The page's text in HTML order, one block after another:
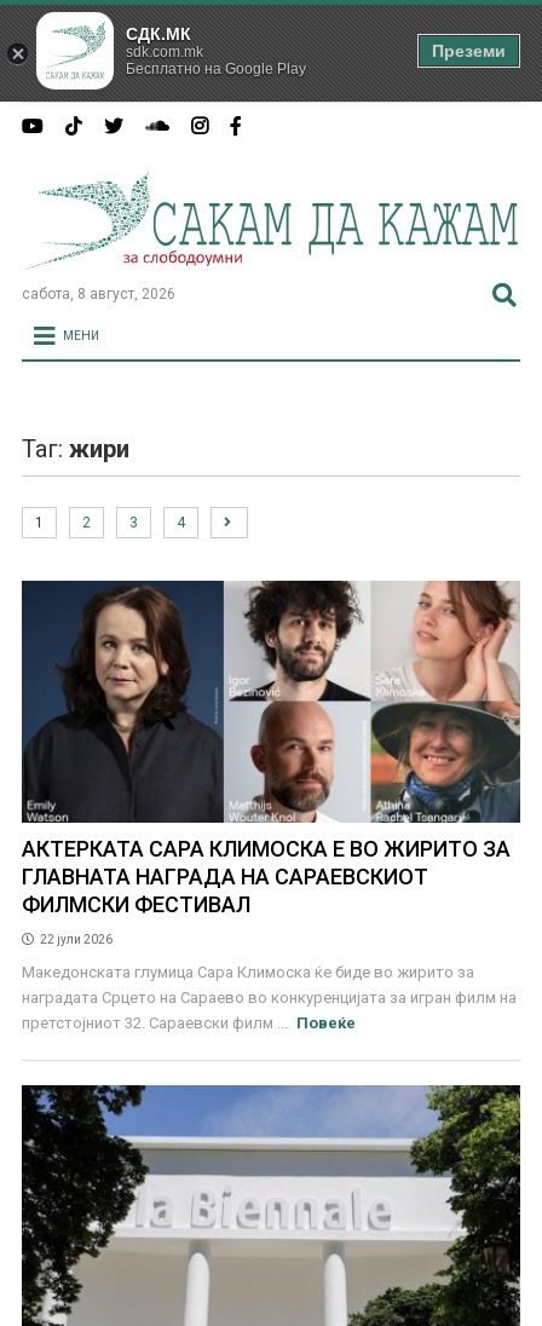
сабота, 8 август, 2026
МЕНИ
Таг: жири
1 2 3 4
АКТЕРКАТА САРА КЛИМОСКА Е ВО ЖИРИТО ЗА
ГЛАВНАТА НАГРАДА НА САРАЕВСКИОТ
ФИЛМСКИ ФЕСТИВАЛ
22 јули 2026
Македонската глумица Сара Климоска ќе биде во жирито за
наградата Срцето на Сараево во конкуренцијата за игран филм на
претстојниот 32. Сараевски филм ...
Повеќе
СДК.МК
sdk.com.mk
Бесплатно на Google Play
Преземи